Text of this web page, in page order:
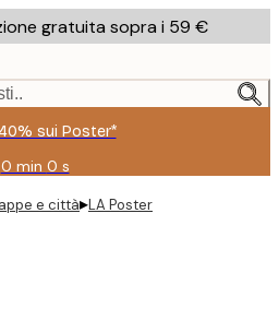
gratuita sopra i 59 €
sui Poster*
0 min 0 s
Valido
fino
a:
e città▸LA Poster